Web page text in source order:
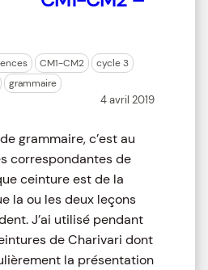
CM1-CM2
cycle 3
grammaire
4 avril 2019
grammaire, c’est au
correspondantes de
ceinture est de la
la ou les deux leçons
J’ai utilisé pendant
de Charivari dont
la présentation